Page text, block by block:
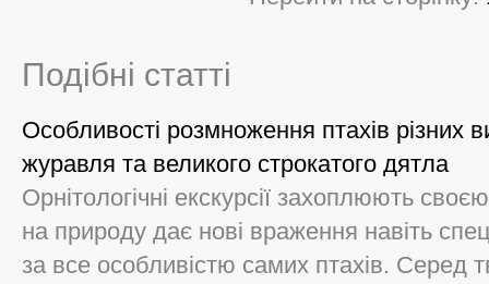
Подібні статті
Особливості розмноження птахів різних
журавля та великого строкатого дятла
Орнітологічні екскурсії захоплюють
на природу дає нові враження навіть
за все особливістю самих птахів. Серед